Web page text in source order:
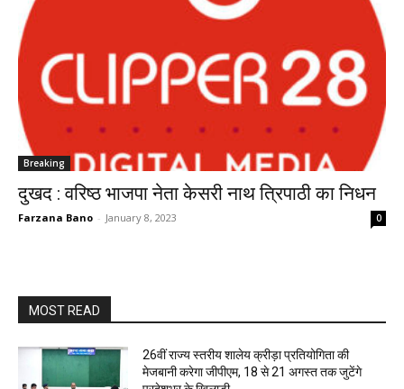
Breaking
दुखद : वरिष्ठ भाजपा नेता केसरी नाथ त्रिपाठी का निधन
Farzana Bano - January 8, 2023 0
MOST READ
26वीं राज्य स्तरीय शालेय क्रीड़ा प्रतियोगिता की
मेजबानी करेगा जीपीएम, 18 से 21 अगस्त तक जुटेंगे